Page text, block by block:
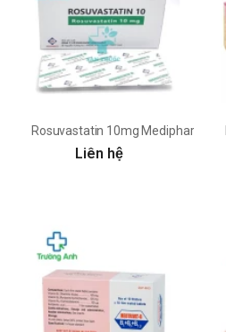
Rosuvastatin 10mg Medipharco -
Liên hệ